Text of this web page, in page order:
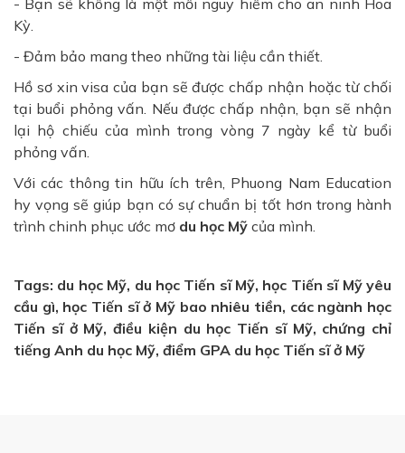
Kỳ.
- Đảm bảo mang theo những tài liệu cần thiết.
Hồ sơ xin visa của bạn sẽ được chấp nhận hoặc từ chối
tại buổi phỏng vấn. Nếu được chấp nhận, bạn sẽ nhận
lại hộ chiếu của mình trong vòng 7 ngày kể từ buổi
phỏng vấn.
Với các thông tin hữu ích trên, Phuong Nam Education
hy vọng sẽ giúp bạn có sự chuẩn bị tốt hơn trong hành
trình chinh phục ước mơ du học Mỹ của mình.
Tags: du học Mỹ, du học Tiến sĩ Mỹ, học Tiến sĩ Mỹ yêu
cầu gì, học Tiến sĩ ở Mỹ bao nhiêu tiền, các ngành học
Tiến sĩ ở Mỹ, điều kiện du học Tiến sĩ Mỹ, chứng chỉ
tiếng Anh du học Mỹ, điểm GPA du học Tiến sĩ ở Mỹ